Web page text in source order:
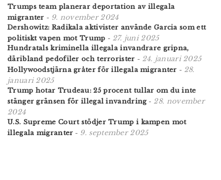
Trumps team planerar deportation av illegala
migranter - 9. november 2024
Dershowitz: Radikala aktivister använde Garcia som ett
politiskt vapen mot Trump - 27. juni 2025
Hundratals kriminella illegala invandrare gripna,
däribland pedofiler och terrorister - 24. januari 2025
Hollywoodstjärna gråter för illegala migranter - 28.
januari 2025
Trump hotar Trudeau: 25 procent tullar om du inte
stänger gränsen för illegal invandring- 28. november
2024
U.S. Supreme Court stödjer Trump i kampen mot
illegala migranter - 9. september 2025